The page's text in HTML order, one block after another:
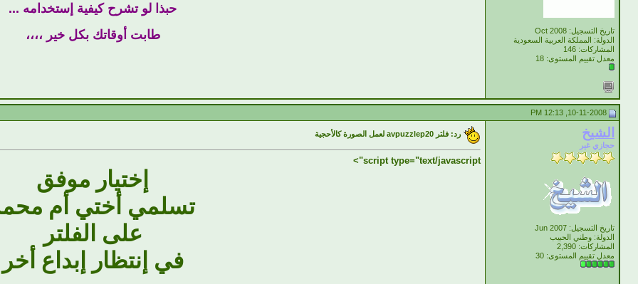
تاريخ التسجيل: Oct 2008
الدولة: المملكة العربية السعودية
المشاركات: 146
معدل تقييم المستوى: 18
حبذا لو تشرح كيفية إستخدامه ...
طابت أوقاتك بكل خير ،،،،
الشيخ
حجازي غير
تاريخ التسجيل: Jun 2007
الدولة: وطني الحبيب
المشاركات: 2,390
معدل تقييم المستوى: 30
رد: فلتر avpuzzlep20 لعمل الصورة كالأحجية
script type="text/javascript">
إختيار موفق
تسلمي أختي أم
على الفلتر
في إنتظار إبداع أخر